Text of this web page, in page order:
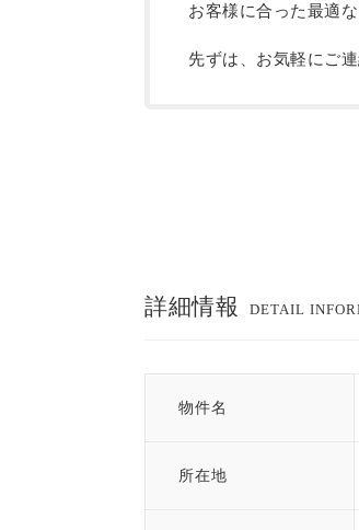
お客様に合った最適
先ずは、お気軽にご
詳細情報 DETAIL
物件名
所在地